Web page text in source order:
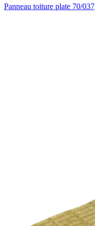
Panneau toiture plate 70/037